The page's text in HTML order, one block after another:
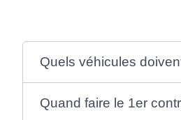
Quels véhicules
Quand faire le 1er